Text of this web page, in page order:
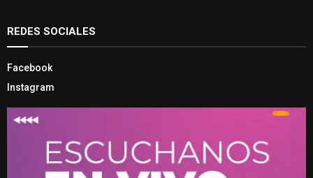
REDES SOCIALES
Facebook
Instagram